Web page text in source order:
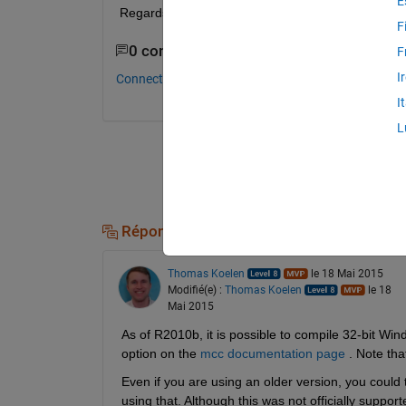
Regards, Pratap
0 commentaires
Connectez-vous pour commenter.
Réponses (1)
Thomas Koelen
le 18 Mai 2015
Modifié(e) : Thomas Koelen
le 18
Mai 2015
As of R2010b, it is possible to compile 32-bit
option on the mcc documentation page . Note
Even if you are using an older version, you
using that. Although this was not officially